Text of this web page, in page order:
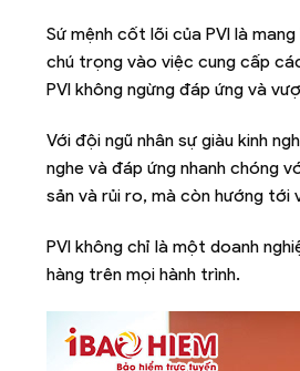
Sứ mệnh cốt lõi của PVI là
chú trọng vào việc cung cấp
PVI không ngừng đáp ứng và
Với đội ngũ nhân sự giàu kinh
nghe và đáp ứng nhanh chóng
sản và rủi ro, mà còn hướng tới
PVI không chỉ là một doanh
hàng trên mọi hành trình.